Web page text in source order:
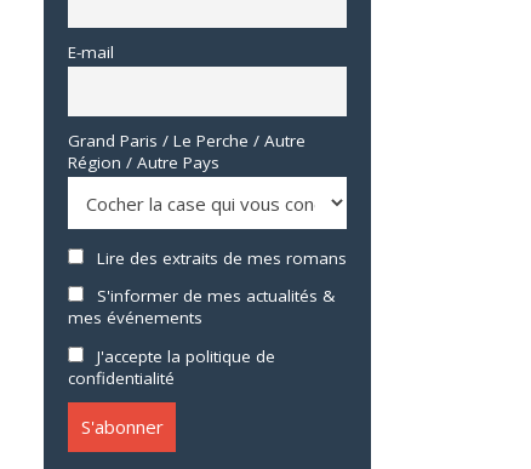
E-mail
Grand Paris / Le Perche / Autre
Région / Autre Pays
Lire des extraits de mes romans
S'informer de mes actualités &
mes événements
J'accepte la politique de
confidentialité